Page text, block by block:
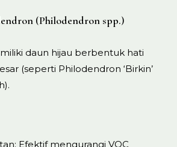
(Philodendron spp.)
daun hijau berbentuk hati
(seperti Philodendron ‘Birkin’
Efektif mengurangi VOC